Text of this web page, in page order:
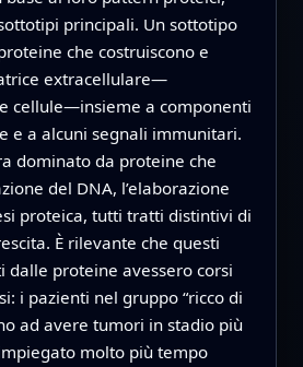
principali. Un sottotipo
che costruiscono e
extracellulare—
cellule—insieme a componenti
e a alcuni segnali immunitari.
dominato da proteine che
del DNA, l’elaborazione
proteica, tutti tratti distintivi di
È rilevante che questi
dalle proteine avessero corsi
i pazienti nel gruppo “ricco di
ad avere tumori in stadio più
molto più tempo